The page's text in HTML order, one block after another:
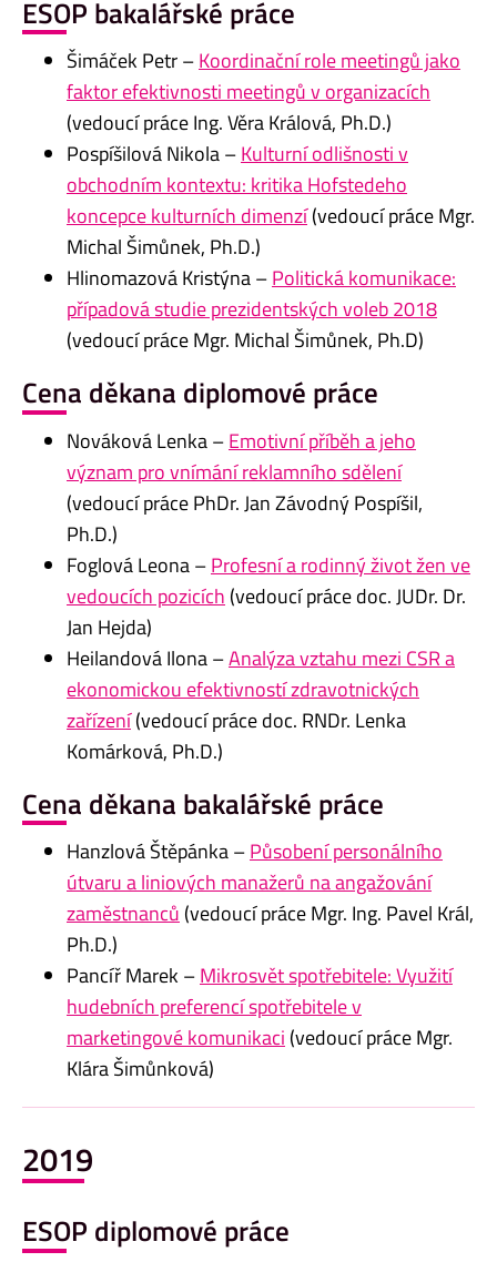
ESOP bakalářské práce
Šimáček Petr –Koordinační role meetingů jako
faktor efektivnosti meetingů v organizacích
(vedoucí práce Ing. Věra Králová, Ph.D.)
Pospíšilová Nikola –Kulturní odlišnosti v
obchodním kontextu: kritika Hofstedeho
koncepce kulturních dimenzí(vedoucí práce Mgr.
Michal Šimůnek, Ph.D.)
Hlinomazová Kristýna –Politická komunikace:
případová studie prezidentských voleb 2018
(vedoucí práce Mgr. Michal Šimůnek, Ph.D)
Cena děkana diplomové práce
Nováková Lenka –Emotivní příběh a jeho
význam pro vnímání reklamního sdělení
(vedoucí práce PhDr. Jan Závodný Pospíšil,
Ph.D.)
Foglová Leona –Profesní a rodinný život žen ve
vedoucích pozicích (vedoucí práce doc. JUDr. Dr.
Jan Hejda)
Heilandová Ilona –Analýza vztahu mezi CSR a
ekonomickou efektivností zdravotnických
zařízení(vedoucí práce doc. RNDr. Lenka
Komárková, Ph.D.)
Cena děkana bakalářské práce
Hanzlová Štěpánka –Působení personálního
útvaru a liniových manažerů na angažování
zaměstnanců (vedoucí práce Mgr. Ing. Pavel Král,
Ph.D.)
Pancíř Marek –Mikrosvět spotřebitele: Využití
hudebních preferencí spotřebitele v
marketingové komunikaci (vedoucí práce Mgr.
Klára Šimůnková)
2019
ESOP diplomové práce